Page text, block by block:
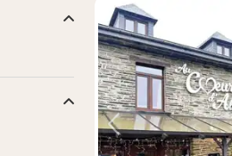
Vorige foto